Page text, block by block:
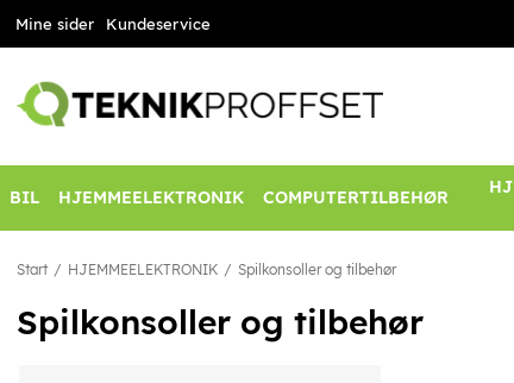
Mine sider Kundeservice
BIL HJEMMEELEKTRONIK COMPUTERTILBEHØR
Start HJEMMEELEKTRONIK Spilkonsoller og tilbehør
Spilkonsoller og tilbehør